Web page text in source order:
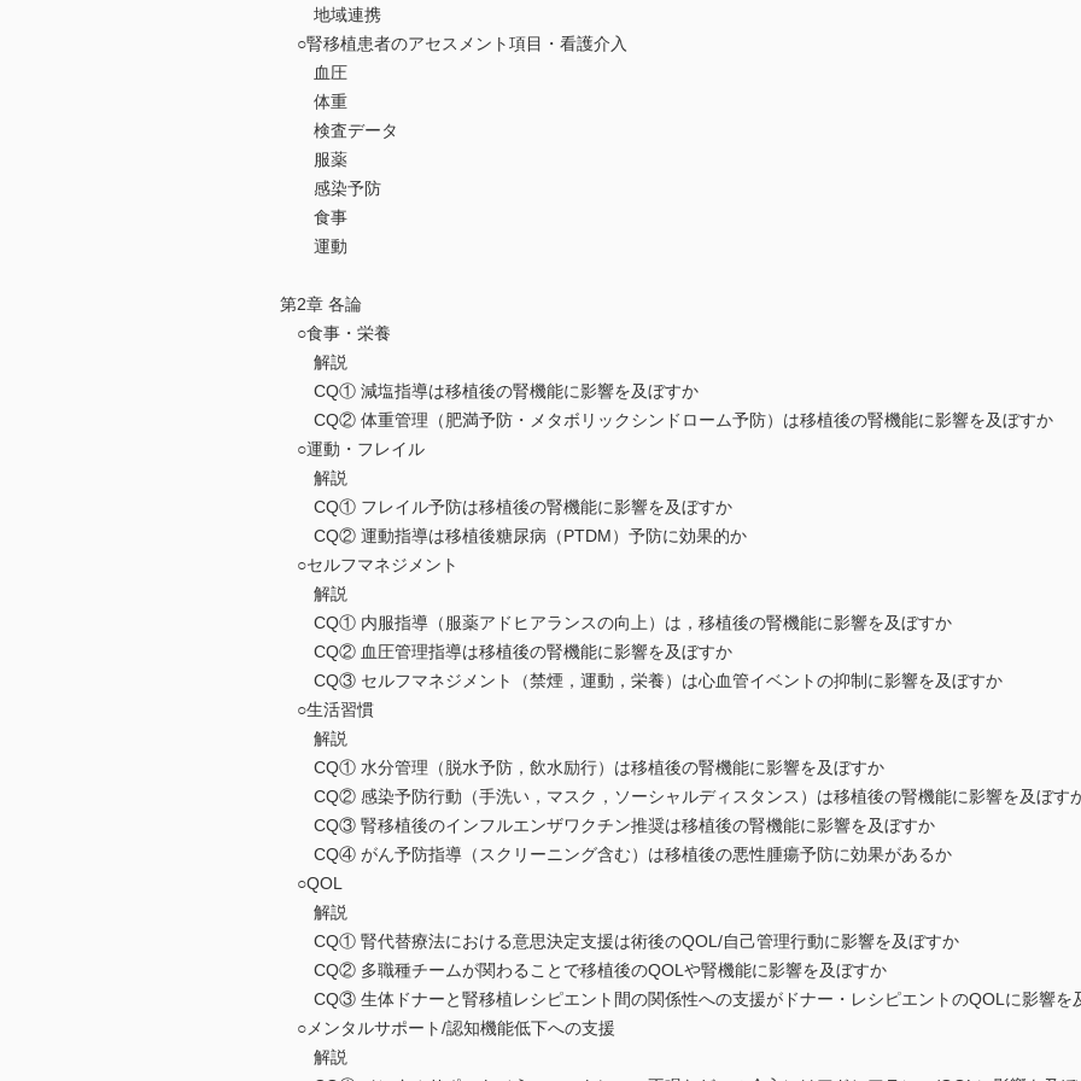
地域連携
○腎移植患者のアセスメント項目・看護介入
血圧
体重
検査データ
服薬
感染予防
食事
運動
第2章 各論
○食事・栄養
解説
CQ① 減塩指導は移植後の腎機能に影響を及ぼすか
CQ② 体重管理（肥満予防・メタボリックシンドローム予防）は移植後の腎機能に影響を及ぼすか
○運動・フレイル
解説
CQ① フレイル予防は移植後の腎機能に影響を及ぼすか
CQ② 運動指導は移植後糖尿病（PTDM）予防に効果的か
○セルフマネジメント
解説
CQ① 内服指導（服薬アドヒアランスの向上）は，移植後の腎機能に影響を及ぼすか
CQ② 血圧管理指導は移植後の腎機能に影響を及ぼすか
CQ③ セルフマネジメント（禁煙，運動，栄養）は心血管イベントの抑制に影響を及ぼすか
○生活習慣
解説
CQ① 水分管理（脱水予防，飲水励行）は移植後の腎機能に影響を及ぼすか
CQ② 感染予防行動（手洗い，マスク，ソーシャルディスタンス）は移植後の腎機能に影響を及ぼす
CQ③ 腎移植後のインフルエンザワクチン推奨は移植後の腎機能に影響を及ぼすか
CQ④ がん予防指導（スクリーニング含む）は移植後の悪性腫瘍予防に効果があるか
○QOL
解説
CQ① 腎代替療法における意思決定支援は術後のQOL/自己管理行動に影響を及ぼすか
CQ② 多職種チームが関わることで移植後のQOLや腎機能に影響を及ぼすか
CQ③ 生体ドナーと腎移植レシピエント間の関係性への支援がドナー・レシピエントのQOLに影響を
○メンタルサポート/認知機能低下への支援
解説